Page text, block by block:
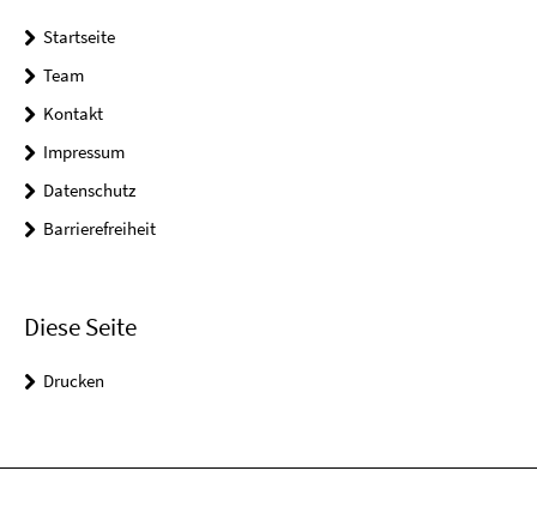
Startseite
Team
Kontakt
Impressum
Datenschutz
Barrierefreiheit
Diese Seite
Drucken